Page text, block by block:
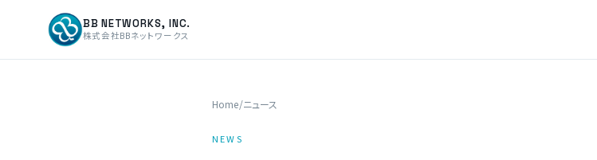
BB NETWORKS, INC.
株式会社BBネットワークス
Home/ニュース
NEWS